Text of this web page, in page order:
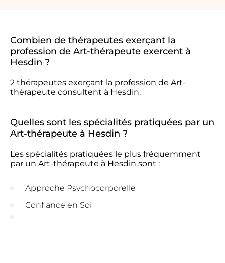
Combien de thérapeutes exerçant la
profession de Art-thérapeute exercent à
Hesdin ?
2 thérapeutes exerçant la profession de Art-
thérapeute consultent à Hesdin.
Quelles sont les spécialités pratiquées par un
Art-thérapeute à Hesdin ?
Les spécialités pratiquées le plus fréquemment
par un Art-thérapeute à Hesdin sont :
Approche Psychocorporelle
Confiance en Soi